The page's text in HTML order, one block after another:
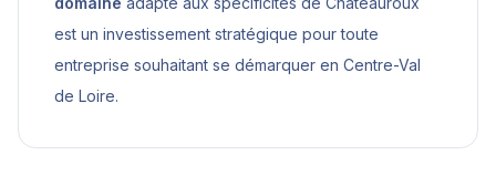
est un investissement stratégique pour toute
entreprise souhaitant se démarquer en Centre-Val
de Loire.